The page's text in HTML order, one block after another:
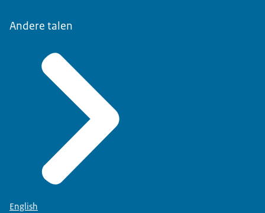
Andere talen
English